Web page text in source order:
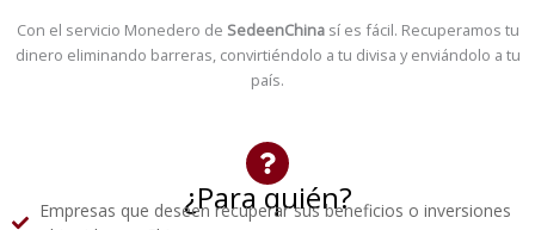
Con el servicio Monedero de SedeenChinasí es fácil. Recuperamos tu
dinero eliminando barreras, convirtiéndolo a tu divisa y enviándolo a tu
país.
¿Para quién?
Empresas que deseen recuperar sus beneficios o inversiones